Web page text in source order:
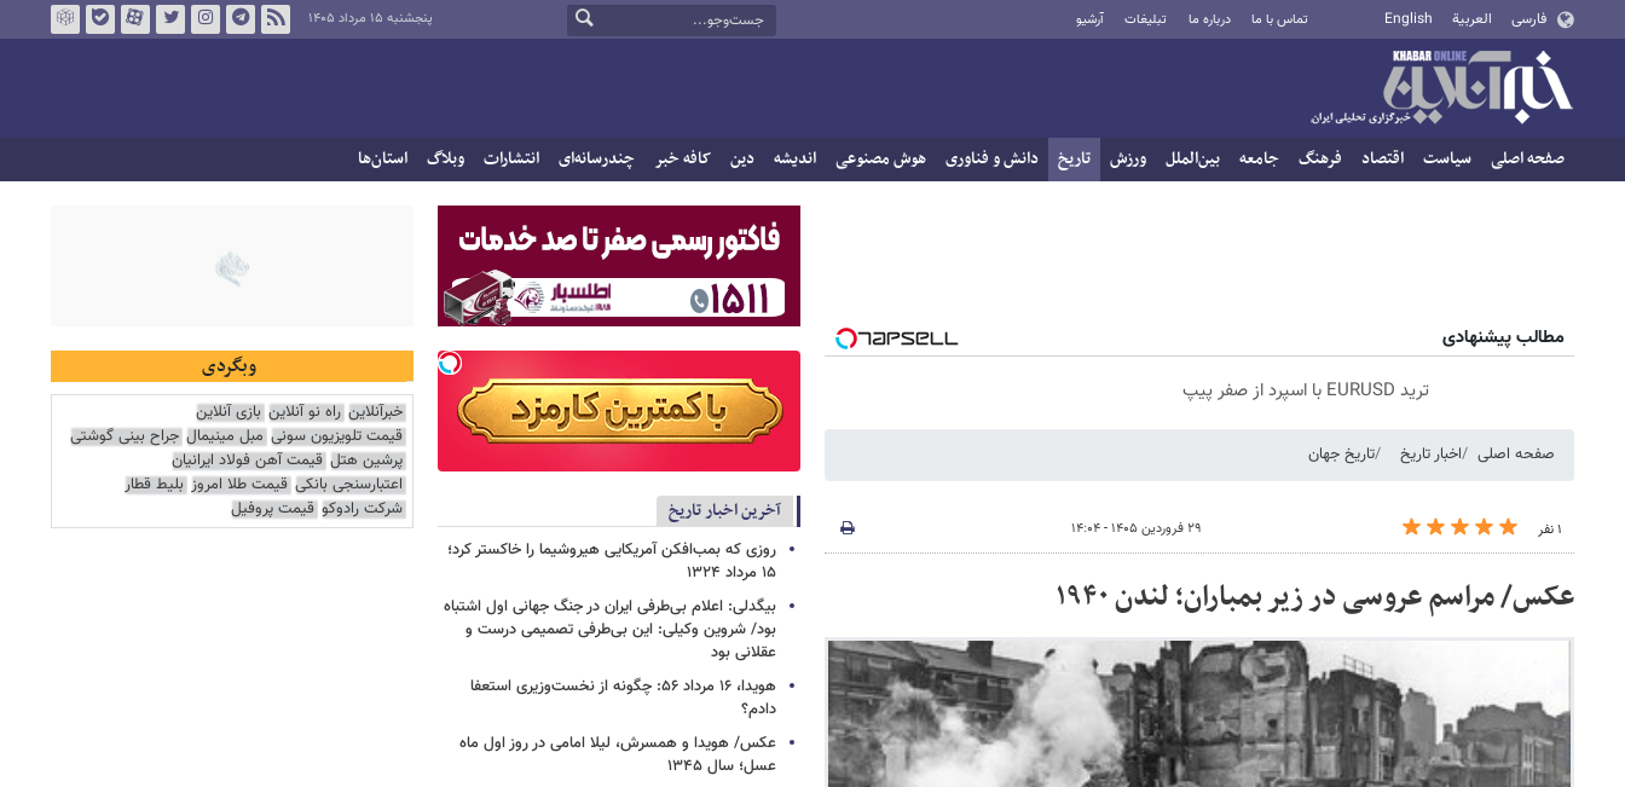
فارسی العربية English تماس با ما درباره ما تبلیغات آرشیو پنجشنبه ۱۵ مرداد ۱۴۰۵
صفحه اصلی سیاست اقتصاد فرهنگ جامعه بین‌الملل ورزش تاریخ دانش و فناوری هوش مصنوعی اندیشه دین کافه خبر چندرسانه‌ای انتشارات وبلاگ استان‌ها
مطالب پیشنهادی
ترید EURUSD با اسپرد از صفر پیپ
صفحه اصلی اخبار تاریخ تاریخ جهان
۱ نفر ۲۹ فروردین ۱۴۰۵ - ۱۴:۰۴
عکس/ مراسم عروسی در زیر بمباران؛ لندن ۱۹۴۰
آخرین اخبار تاریخ
روزی که بمب‌افکن آمریکایی هیروشیما را خاکستر کرد؛
۱۵ مرداد ۱۳۲۴
بیگدلی: اعلام بی‌طرفی ایران در جنگ جهانی اول اشتباه
بود/ شروین وکیلی: این بی‌طرفی تصمیمی درست و
عقلانی بود
هویدا، ۱۶ مرداد ۵۶: چگونه از نخست‌وزیری استعفا
دادم؟
عکس/ هویدا و همسرش، لیلا امامی در روز اول ماه
عسل؛ سال ۱۳۴۵
وبگردی
خبرآنلاین راه نو آنلاین بازی آنلاین
قیمت تلویزیون سونی مبل مینیمال جراح بینی گوشتی
پرشین هتل قیمت آهن فولاد ایرانیان
اعتبارسنجی بانکی قیمت طلا امروز بلیط قطار
شرکت رادوکو قیمت پروفیل